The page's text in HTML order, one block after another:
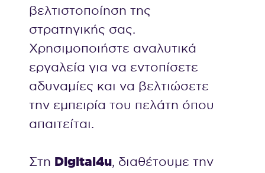
βελτιστοποίηση της
στρατηγικής σας.
Χρησιμοποιήστε αναλυτικά
εργαλεία για να εντοπίσετε
αδυναμίες και να βελτιώσετε
την εμπειρία του πελάτη όπου
απαιτείται.
Στη Digital4u, διαθέτουμε την